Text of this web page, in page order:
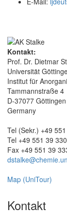
Kontakt:
Prof. Dr. Dietmar
Universität
Institut für
Tammannstraße 4
D-37077 Göttingen
Germany
Tel (Sekr.) +49
Tel +49 551 39
Fax +49 551 39
Map (UniTour)
Kontakt